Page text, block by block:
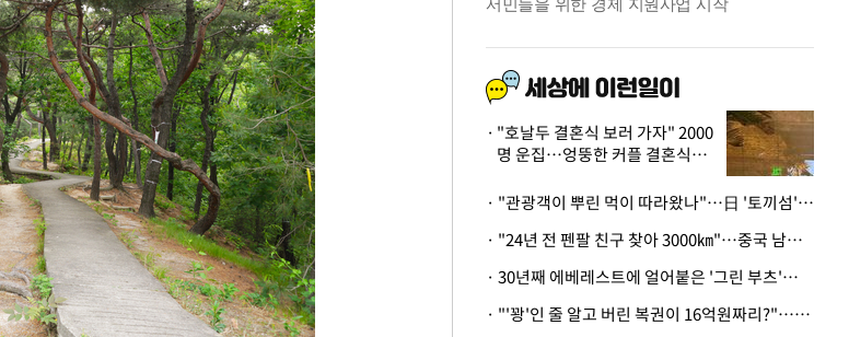
"호날두 결혼식 보러 가자" 2000
명 운집…엉뚱한 커플 결혼식에
· "관광객이 뿌린 먹이 따라왔나"…日 '토끼섬' 멧돼지, 토끼까지 사냥
· "24년 전 펜팔 친구 찾아 3000㎞"…중국 남성 사연에 '뭉클'
· 30년째 에베레스트에 얼어붙은 '그린 부츠'…드디어 가족 품으로
· "'꽝'인 줄 알고 버린 복권이 16억원짜리?"…극적으로 되찾은 사연